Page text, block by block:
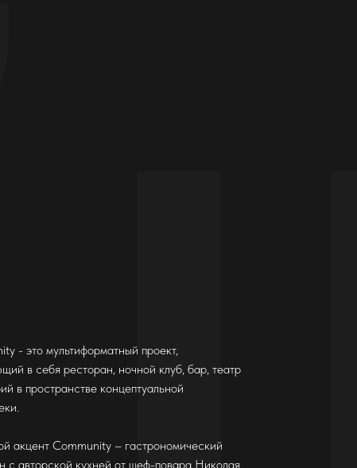
- это мультиформатный проект,
в себя ресторан, ночной клуб, бар, театр
в пространстве концептуальной
акцент Community – гастрономический
c авторской кухней от шеф-повара Николая